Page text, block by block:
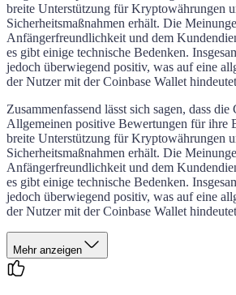
breite Unterstützung für Kryptowährungen
Sicherheitsmaßnahmen erhält. Die
Anfängerfreundlichkeit und dem
es gibt einige technische Bedenken.
jedoch überwiegend positiv, was auf eine
der Nutzer mit der Coinbase Wallet
Zusammenfassend lässt sich sagen, dass
Allgemeinen positive Bewertungen für ihre
breite Unterstützung für Kryptowährungen
Sicherheitsmaßnahmen erhält. Die
Anfängerfreundlichkeit und dem
es gibt einige technische Bedenken.
jedoch überwiegend positiv, was auf eine
der Nutzer mit der Coinbase Wallet
Mehr anzeigen